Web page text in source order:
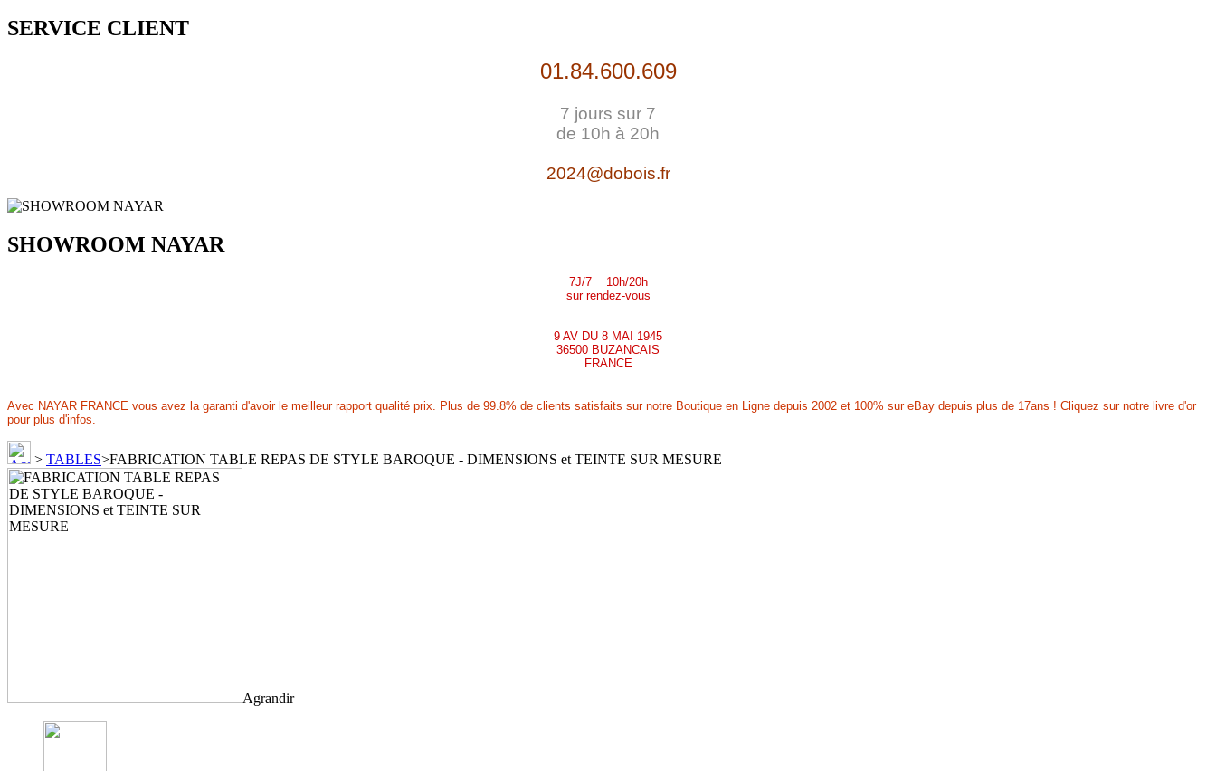
SERVICE CLIENT
01.84.600.609
7 jours sur 7
de 10h à 20h
2024@dobois.fr
SHOWROOM NAYAR
7J/7 10h/20h
sur rendez-vous
9 AV DU 8 MAI 1945
36500 BUZANCAIS
FRANCE
Avec NAYAR FRANCE vous avez la garanti d'avoir le meilleur rapport qualité prix. Plus de 99.8% de clients satisfaits sur notre Boutique en Ligne depuis 2002 et 100% sur eBay depuis plus de 17ans ! Cliquez sur notre livre d'or
pour plus d'infos.
> TABLES>FABRICATION TABLE REPAS DE STYLE BAROQUE - DIMENSIONS et TEINTE SUR MESURE
Agrandir